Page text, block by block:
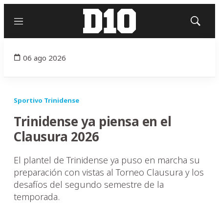
Menú
Mostrar
06 ago 2026
Sportivo Trinidense
Trinidense ya piensa en el
Clausura 2026
El plantel de Trinidense ya puso en marcha su
preparación con vistas al Torneo Clausura y los
desafíos del segundo semestre de la
temporada.